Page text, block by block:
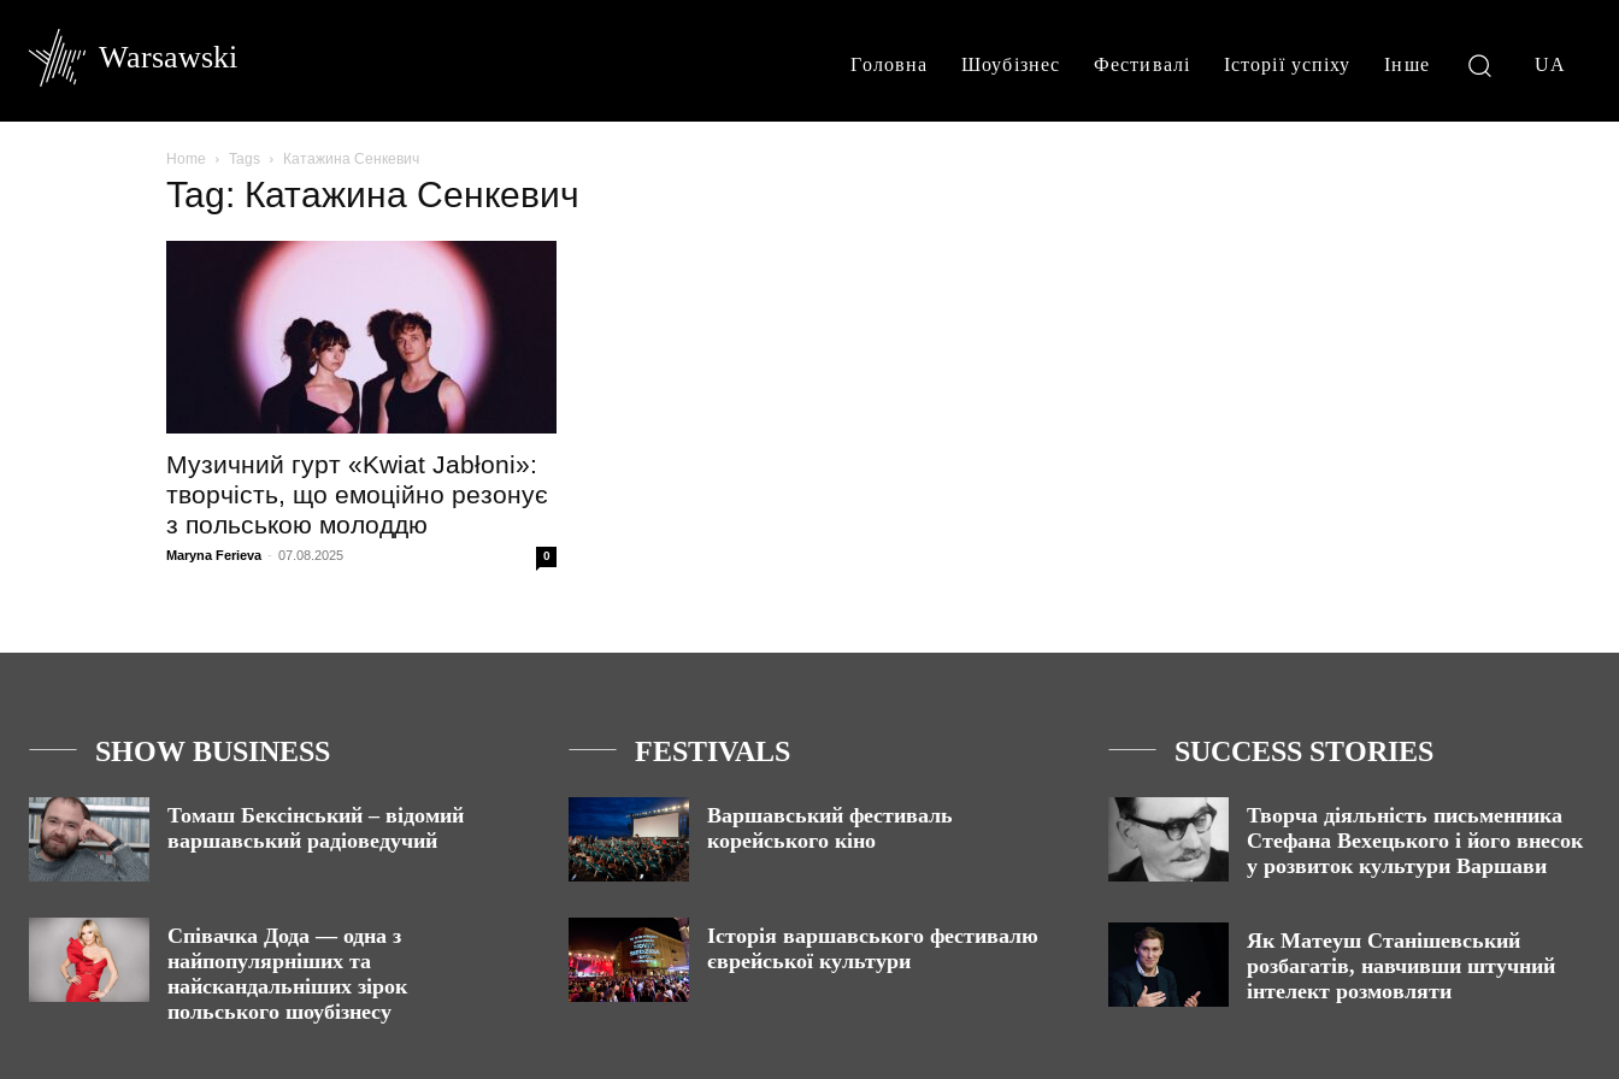
Warsawski Головна Шоубізнес Фестивалі Історії успіху Інше UA
Home Tags Катажина Сенкевич
Tag: Катажина Сенкевич
Музичний гурт «Kwiat Jabłoni»:
творчість, що емоційно резонує
з польською молоддю
Maryna Ferieva - 07.08.2025 0
SHOW BUSINESS
Томаш Бексінський – відомий
варшавський радіоведучий
Співачка Дода — одна з
найпопулярніших та
найскандальніших зірок
польського шоубізнесу
FESTIVALS
Варшавський фестиваль
корейського кіно
Історія варшавського фестивалю
єврейської культури
SUCCESS STORIES
Творча діяльність письменника
Стефана Вехецького і його внесок
у розвиток культури Варшави
Як Матеуш Станішевський
розбагатів, навчивши штучний
інтелект розмовляти